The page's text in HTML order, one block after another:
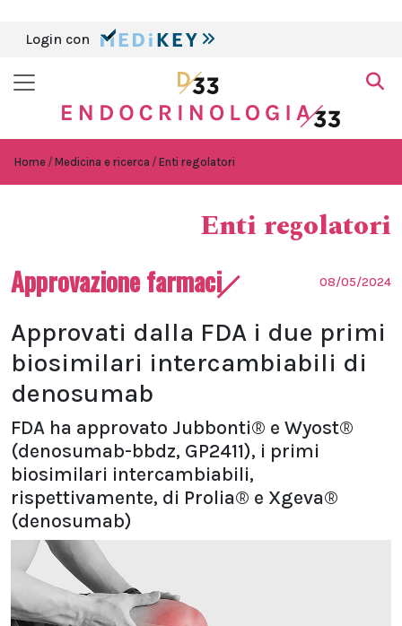
Login con
Home Medicina e ricerca Enti regolatori
Enti regolatori
Approvazione farmaci 08/05/2024
Approvati dalla FDA i due primi
biosimilari intercambiabili di
denosumab
FDA ha approvato Jubbonti® e Wyost®
(denosumab-bbdz, GP2411), i primi
biosimilari intercambiabili,
rispettivamente, di Prolia® e Xgeva®
(denosumab)